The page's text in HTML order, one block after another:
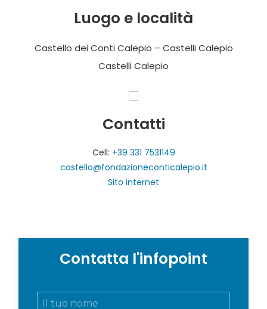
Luogo e località
Castello dei Conti Calepio – Castelli Calepio
Castelli Calepio
Contatti
Cell: +39 331 7531149
castello@fondazioneconticalepio.it
Sito internet
Contatta l'infopoint
N